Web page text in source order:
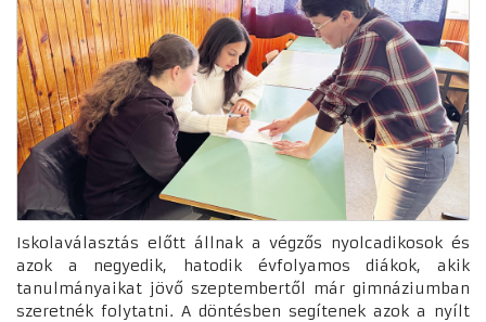
Iskolaválasztás előtt állnak a végzős nyolcadikosok és
azok a negyedik, hatodik évfolyamos diákok, akik
tanulmányaikat jövő szeptembertől már gimnáziumban
szeretnék folytatni. A döntésben segítenek azok a nyílt